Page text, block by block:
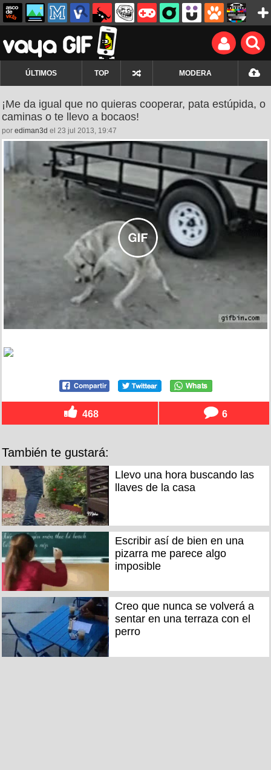
ÚLTIMOS TOP MODERA
¡Me da igual que no quieras cooperar, pata estúpida, o
caminas o te llevo a bocaos!
por ediman3d el 23 jul 2013, 19:47
468 6
También te gustará:
Llevo una hora buscando las
llaves de la casa
Escribir así de bien en una
pizarra me parece algo
imposible
Creo que nunca se volverá a
sentar en una terraza con el
perro